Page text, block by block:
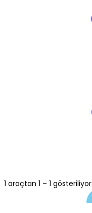
1 araçtan 1 – 1 gösteriliyor.